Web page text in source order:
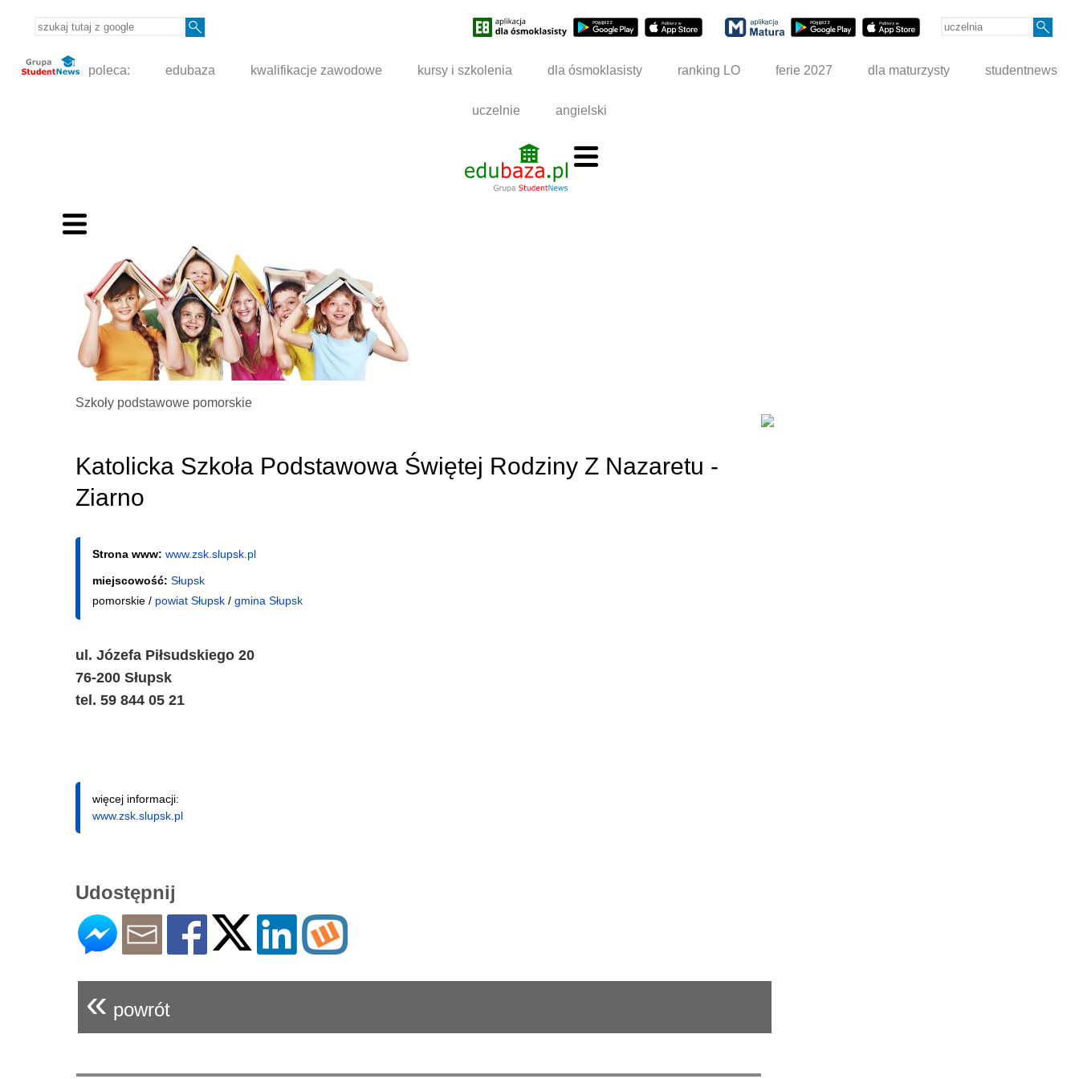
poleca: edubaza kwalifikacje zawodowe kursy i szkolenia dla ósmoklasisty ranking LO ferie 2027 dla maturzysty studentnews
uczelnie angielski
Szkoły podstawowe pomorskie
Katolicka Szkoła Podstawowa Świętej Rodziny Z Nazaretu -
Ziarno
Strona www: www.zsk.slupsk.pl
miejscowość: Słupsk
pomorskie / powiat Słupsk / gmina Słupsk
ul. Józefa Piłsudskiego 20
76-200 Słupsk
tel. 59 844 05 21
więcej informacji:
www.zsk.slupsk.pl
Udostępnij
« powrót